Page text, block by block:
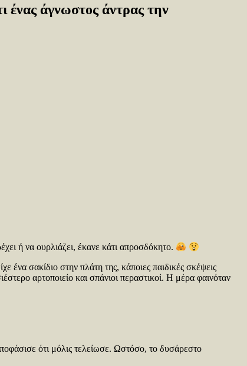
ένας άγνωστος άντρας την
ή να ουρλιάζει, έκανε κάτι απροσδόκητο.
ένα σακίδιο στην πλάτη της, κάποιες παιδικές σκέψεις
αρτοποιείο και σπάνιοι περαστικοί. Η μέρα φαινόταν
ότι μόλις τελείωσε. Ωστόσο, το δυσάρεστο